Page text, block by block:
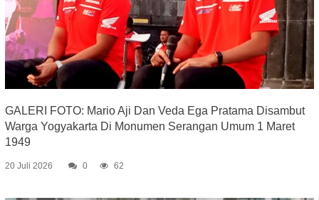
GALERI FOTO: Mario Aji Dan Veda Ega Pratama Disambut
Warga Yogyakarta Di Monumen Serangan Umum 1 Maret
1949
20 Juli 2026 0 62